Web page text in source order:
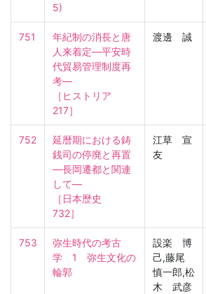
5)
751
年紀制の消長と唐
人来着定―平安時
代貿易管理制度再
考―
［ヒストリア
217］
渡邊 誠
752
延暦期における鋳
銭司の停廃と再置
―長岡遷都と関連
して―
［日本歴史
732］
江草 宣
友
753
弥生時代の考古
学　1　弥生文化の
輪郭
設楽 博
己,藤尾
慎一郎,松
木 武彦